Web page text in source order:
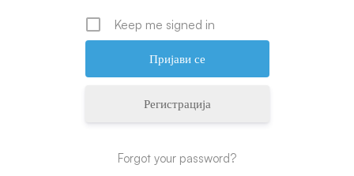
Keep me signed in
Регистрација
Forgot your password?